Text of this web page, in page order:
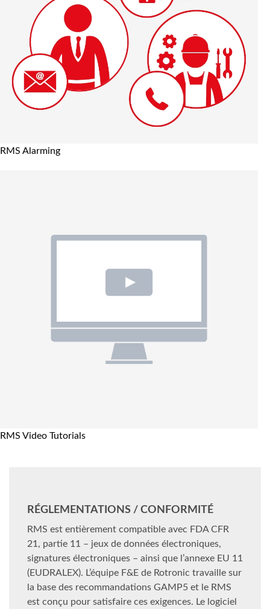
RMS Alarming
RMS Video Tutorials
RÉGLEMENTATIONS / CONFORMITÉ
RMS est entièrement compatible avec FDA CFR
21, partie 11 – jeux de données électroniques,
signatures électroniques – ainsi que l’annexe EU 11
(EUDRALEX). L’équipe F&E de Rotronic travaille sur
la base des recommandations GAMP5 et le RMS
est conçu pour satisfaire ces exigences. Le logiciel